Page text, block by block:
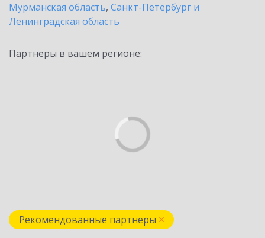
Мурманская область, Санкт-Петербург и
Ленинградская область
Партнеры в вашем регионе:
Рекомендованные партнеры